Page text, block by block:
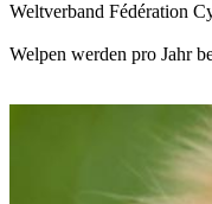
Weltverband Fédération
Welpen werden pro Jahr